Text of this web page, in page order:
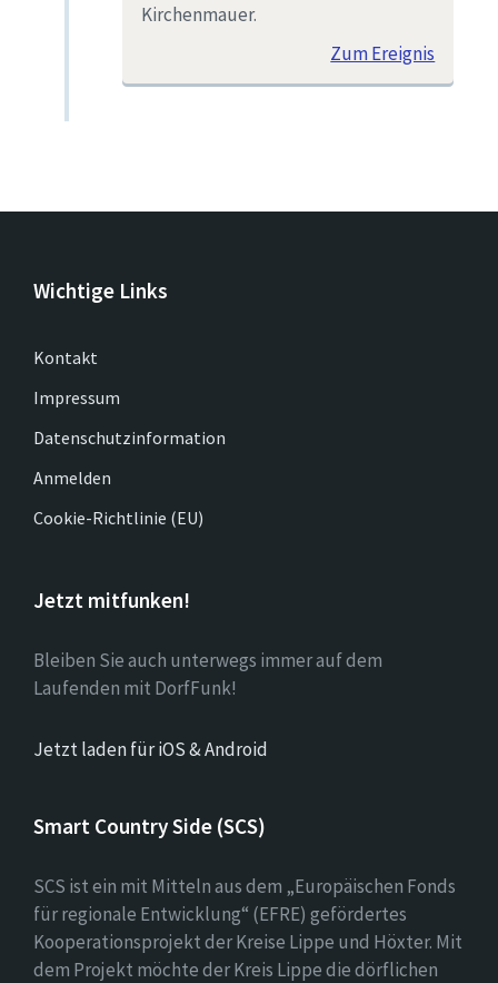
Kirchenmauer.
Zum Ereignis
Wichtige Links
Kontakt
Impressum
Datenschutzinformation
Anmelden
Cookie-Richtlinie (EU)
Jetzt mitfunken!
Bleiben Sie auch unterwegs immer auf dem
Laufenden mit DorfFunk!
Jetzt laden für iOS & Android
Smart Country Side (SCS)
SCS ist ein mit Mitteln aus dem „Europäischen Fonds
für regionale Entwicklung“ (EFRE) gefördertes
Kooperationsprojekt der Kreise Lippe und Höxter. Mit
dem Projekt möchte der Kreis Lippe die dörflichen